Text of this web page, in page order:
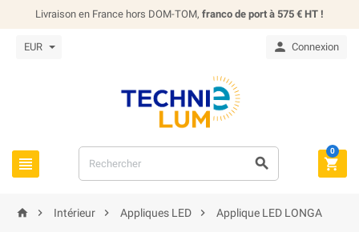
Livraison en France hors DOM-TOM, franco de port à 575 € HT !
EUR  Connexion
  
0
  Intérieur  Appliques LED  Applique LED LONGA